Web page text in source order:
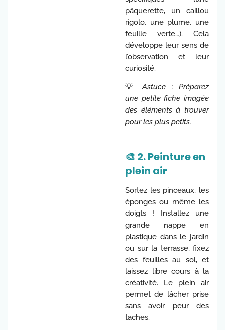
pâquerette, un caillou
rigolo, une plume, une
feuille verte…). Cela
développe leur sens de
l’observation et leur
curiosité.
💡Astuce : Préparez
une petite fiche imagée
des éléments à trouver
pour les plus petits.
🎨 2. Peinture en
plein air
Sortez les pinceaux, les
éponges ou même les
doigts ! Installez une
grande nappe en
plastique dans le jardin
ou sur la terrasse, fixez
des feuilles au sol, et
laissez libre cours à la
créativité. Le plein air
permet de lâcher prise
sans avoir peur des
taches.